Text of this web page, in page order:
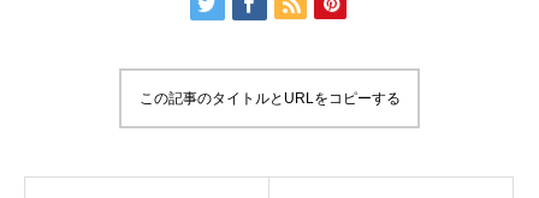
この記事のタイトルとURLをコピーする